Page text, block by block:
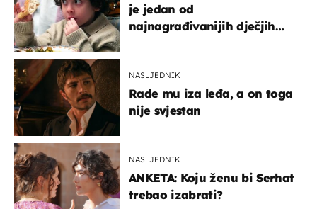
je jedan od
najnagrađivanijih dječjih
NASLJEDNIK
Rade mu iza leđa, a on toga
nije svjestan
NASLJEDNIK
ANKETA: Koju ženu bi Serhat
trebao izabrati?